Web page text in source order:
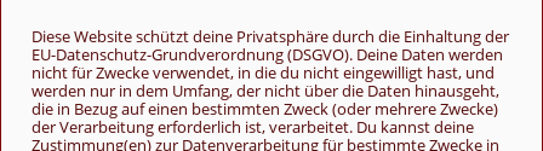
Diese Website schützt deine Privatsphäre durch die Einhaltung der
EU-Datenschutz-Grundverordnung (DSGVO). Deine Daten werden
nicht für Zwecke verwendet, in die du nicht eingewilligt hast, und
werden nur in dem Umfang, der nicht über die Daten hinausgeht,
die in Bezug auf einen bestimmten Zweck (oder mehrere Zwecke)
der Verarbeitung erforderlich ist, verarbeitet. Du kannst deine
Zustimmung(en) zur Datenverarbeitung für bestimmte Zwecke in
Folge uns